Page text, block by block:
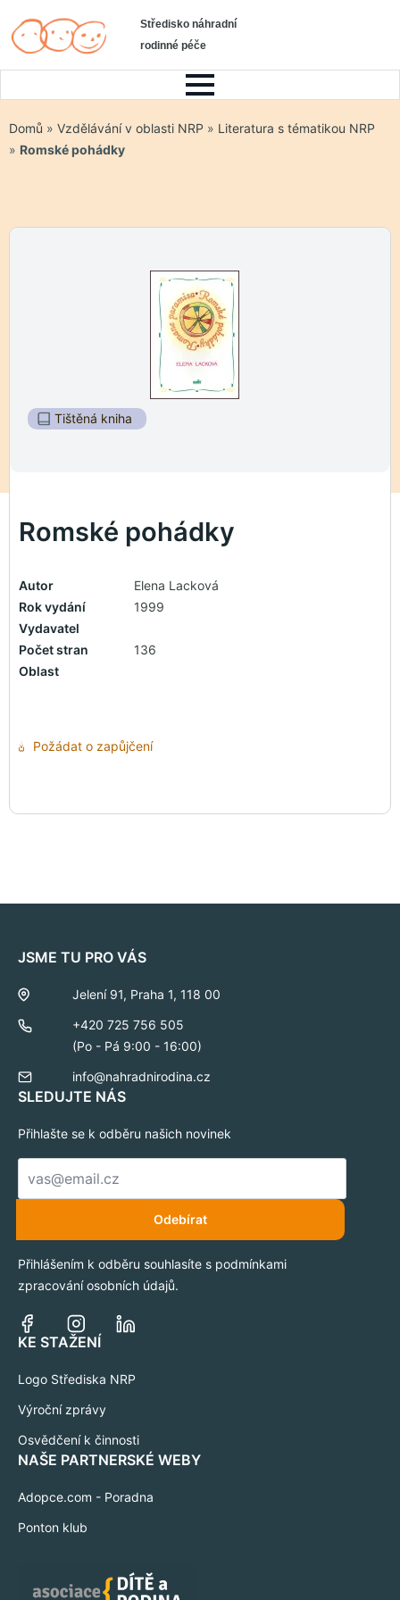
Středisko náhradní
rodinné péče
Domů » Vzdělávání v oblasti NRP » Literatura s tématikou NRP
» Romské pohádky
Romské pohádky
Autor
Elena Lacková
Rok vydání
1999
Vydavatel
Počet stran
136
Oblast
Požádat o zapůjčení
Tištěná kniha
JSME TU PRO VÁS
Jelení 91, Praha 1, 118 00
+420 725 756 505
(Po - Pá 9:00 - 16:00)
info@nahradnirodina.cz
SLEDUJTE NÁS
Přihlašte se k odběru našich novinek
E-
mail
Odebírat
Přihlášením k odběru souhlasíte s podmínkami
zpracování osobních údajů.
KE STAŽENÍ
Logo Střediska NRP
Výroční zprávy
Osvědčení k činnosti
NAŠE PARTNERSKÉ WEBY
Adopce.com - Poradna
Ponton klub